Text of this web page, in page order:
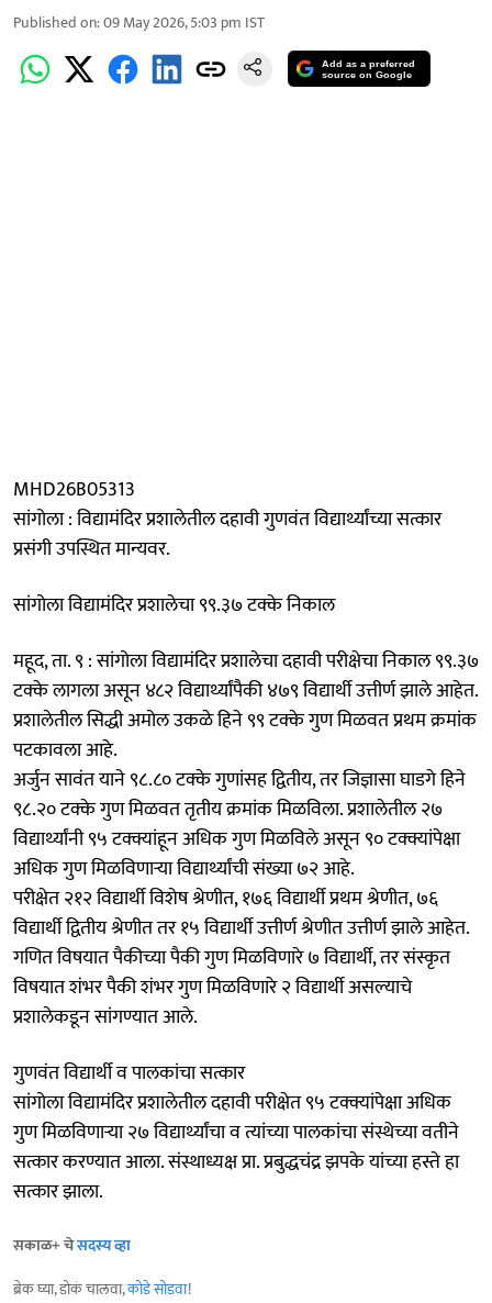
Published on:09 May 2026, 5:03 pm IST
Add as a preferred
source on Google
MHD26B05313
सांगोला : विद्यामंदिर प्रशालेतील दहावी गुणवंत विद्यार्थ्यांच्या सत्कार
प्रसंगी उपस्थित मान्यवर.
सांगोला विद्यामंदिर प्रशालेचा ९९.३७ टक्के निकाल
महूद, ता. ९ : सांगोला विद्यामंदिर प्रशालेचा दहावी परीक्षेचा निकाल ९९.३७
टक्के लागला असून ४८२ विद्यार्थ्यांपैकी ४७९ विद्यार्थी उत्तीर्ण झाले आहेत.
प्रशालेतील सिद्धी अमोल उकळे हिने ९९ टक्के गुण मिळवत प्रथम क्रमांक
पटकावला आहे.
अर्जुन सावंत याने ९८.८० टक्के गुणांसह द्वितीय, तर जिज्ञासा घाडगे हिने
९८.२० टक्के गुण मिळवत तृतीय क्रमांक मिळविला. प्रशालेतील २७
विद्यार्थ्यांनी ९५ टक्क्यांहून अधिक गुण मिळविले असून ९० टक्क्यांपेक्षा
अधिक गुण मिळविणाऱ्या विद्यार्थ्यांची संख्या ७२ आहे.
परीक्षेत २१२ विद्यार्थी विशेष श्रेणीत, १७६ विद्यार्थी प्रथम श्रेणीत, ७६
विद्यार्थी द्वितीय श्रेणीत तर १५ विद्यार्थी उत्तीर्ण श्रेणीत उत्तीर्ण झाले आहेत.
गणित विषयात पैकीच्या पैकी गुण मिळविणारे ७ विद्यार्थी, तर संस्कृत
विषयात शंभर पैकी शंभर गुण मिळविणारे २ विद्यार्थी असल्याचे
प्रशालेकडून सांगण्यात आले.
गुणवंत विद्यार्थी व पालकांचा सत्कार
सांगोला विद्यामंदिर प्रशालेतील दहावी परीक्षेत ९५ टक्क्यांपेक्षा अधिक
गुण मिळविणाऱ्या २७ विद्यार्थ्यांचा व त्यांच्या पालकांचा संस्थेच्या वतीने
सत्कार करण्यात आला. संस्थाध्यक्ष प्रा. प्रबुद्धचंद्र झपके यांच्या हस्ते हा
सत्कार झाला.
सकाळ+ चेसदस्य व्हा
ब्रेक घ्या, डोकं चालवा,कोडे सोडवा!